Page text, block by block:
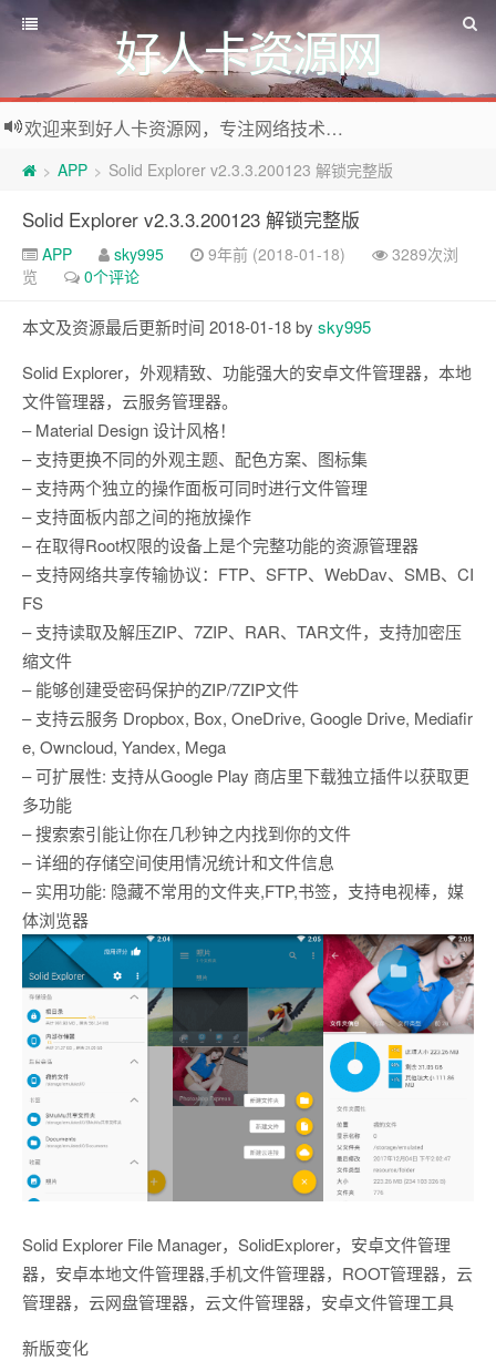
好人卡资源网
欢迎来到好人卡资源网，专注网络技术资源收集，我们不仅是网络资源的搬运工，也生产原创资源。寻找资源请留言或关注公众号:烈日下的男人
> APP > Solid Explorer v2.3.3.200123 解锁完整版
Solid Explorer v2.3.3.200123 解锁完整版
APP sky995 9年前 (2018-01-18)
3289次浏
览
0个评论
本文及资源最后更新时间 2018-01-18 by sky995
Solid Explorer，外观精致、功能强大的安卓文件管理器，本地
文件管理器，云服务管理器。
– Material Design 设计风格！
– 支持更换不同的外观主题、配色方案、图标集
– 支持两个独立的操作面板可同时进行文件管理
– 支持面板内部之间的拖放操作
– 在取得Root权限的设备上是个完整功能的资源管理器
– 支持网络共享传输协议：FTP、SFTP、WebDav、SMB、CI
FS
– 支持读取及解压ZIP、7ZIP、RAR、TAR文件，支持加密压
缩文件
– 能够创建受密码保护的ZIP/7ZIP文件
– 支持云服务 Dropbox, Box, OneDrive, Google Drive, Mediafir
e, Owncloud, Yandex, Mega
– 可扩展性: 支持从Google Play 商店里下载独立插件以获取更
多功能
– 搜索索引能让你在几秒钟之内找到你的文件
– 详细的存储空间使用情况统计和文件信息
– 实用功能: 隐藏不常用的文件夹,FTP,书签，支持电视棒，媒
体浏览器
Solid Explorer File Manager，SolidExplorer，安卓文件管理
器，安卓本地文件管理器,手机文件管理器，ROOT管理器，云
管理器，云网盘管理器，云文件管理器，安卓文件管理工具
新版变化